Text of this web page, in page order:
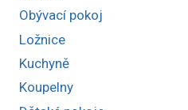
Obývací pokoj
Ložnice
Kuchyně
Koupelny